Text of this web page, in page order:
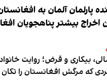
پارلمان آلمان به
اخراج بیشتر پناهجویان
بیکاری و قرض؛ روایت
که مرگش افغانستان را تکان